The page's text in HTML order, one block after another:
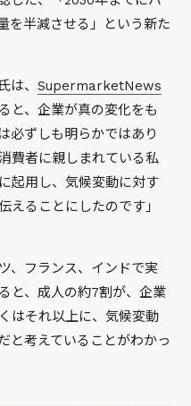
を半減させる」という新た
は、SupermarketNews
と、企業が真の変化をも
必ずしも明らかではあり
費者に親しまれている私
起用し、気候変動に対す
えることにしたのです」
、フランス、インドで実
と、成人の約7割が、企業
はそれ以上に、気候変動
と考えていることがわかっ